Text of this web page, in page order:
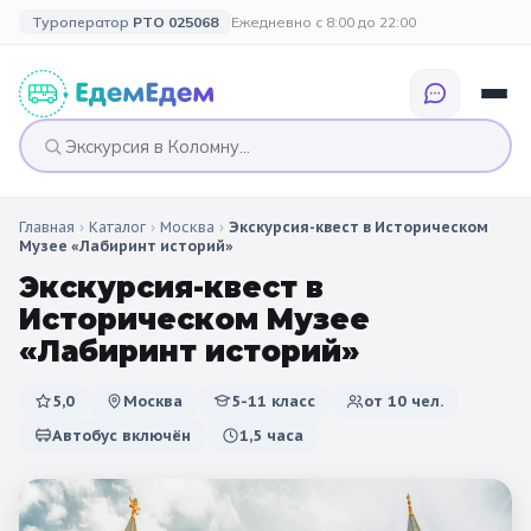
Туроператор РТО 025068 Ежедневно с 8:00 до 22:00
🎉 ПО ПРАЗДНИКАМ
Все праздники
🔔 1 сентября
🎄 Новогодние
🥞 Масленица
🗓️ ПО КАНИКУЛАМ
❄️ Зимние
🌸 Весенние
🗓️ ПО ДЛИТЕЛЬНОСТИ
Однодневные
2 дня / 1 ночь
3 дня и больше
🎉 СОБЫТИЙНЫЕ
каникулы
туры
🎓 Выпускные
Главная › Каталог › Москва › Экскурсия-квест в Историческом
Музее «Лабиринт историй»
Экскурсия-квест в
Историческом Музее
«Лабиринт историй»
5,0 Москва 5-11 класс от 10 чел.
Автобус включён
1,5 часа